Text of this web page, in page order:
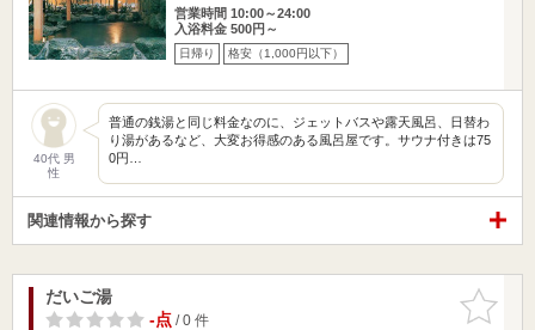
営業時間 10:00～24:00
入浴料金 500円～
日帰り 格安（1,000円以下）
40代 男
性
普通の銭湯と同じ料金なのに、ジェットバスや露天風呂、日替わ
り湯があるなど、大変お得感のある風呂屋です。サウナ付きは75
0円…
関連情報から探す
お気に入
りに追加
だいご湯
-点/ 0 件